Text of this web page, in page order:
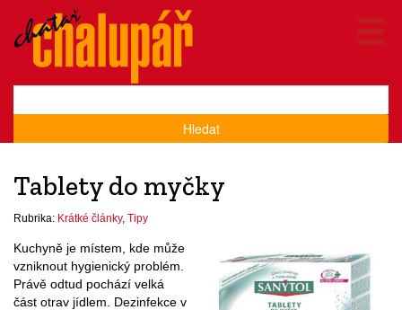
Hledat
Tablety do myčky
Rubrika: Krátké články, Tipy
Kuchyně je místem, kde může
vzniknout hygienický problém.
Právě odtud pochází velká
část otrav jídlem. Dezinfekce v